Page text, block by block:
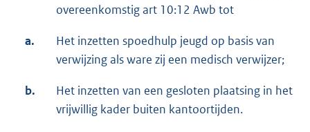
overeenkomstig art 10:12 Awb tot
a.
Het inzetten spoedhulp jeugd op basis van
verwijzing als ware zij een medisch verwijzer;
b.
Het inzetten van een gesloten plaatsing in het
vrijwillig kader buiten kantoortijden.